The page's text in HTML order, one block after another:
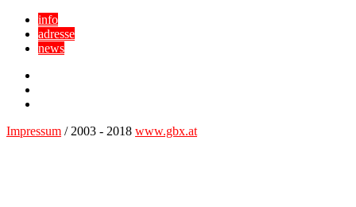
info
adresse
news
Impressum / 2003 - 2018 www.gbx.at